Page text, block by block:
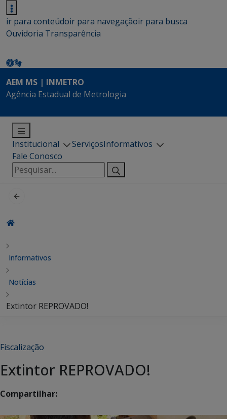
ir para conteúdoir para navegaçãoir para busca
Ouvidoria Transparência
AEM MS | INMETRO
Agência Estadual de Metrologia
Institucional ServiçosInformativos
Fale Conosco
Pesquisar
por:
Informativos
Notícias
Extintor REPROVADO!
Fiscalização
Extintor REPROVADO!
Compartilhar: